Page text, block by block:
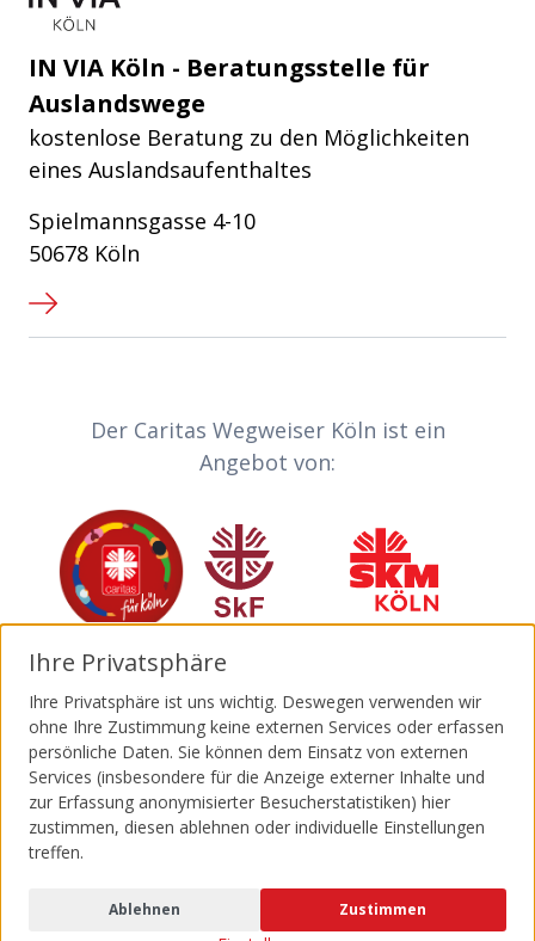
IN VIA Köln - Beratungsstelle für
Auslandswege
kostenlose Beratung zu den Möglichkeiten
eines Auslandsaufenthaltes
Spielmannsgasse 4-10
50678 Köln
Partner-LinksDer Caritas Wegweiser Köln ist ein
Angebot von:
Caritas
Sozialdienst katholischer
Sozialdienst
Invia
Malteser
Privatsphäre-Einstellungen
| Impressum
Ihre Privatsphäre
Ihre Privatsphäre ist uns wichtig. Deswegen verwenden wir
ohne Ihre Zustimmung keine externen Services oder erfassen
persönliche Daten. Sie können dem Einsatz von externen
Services (insbesondere für die Anzeige externer Inhalte und
zur Erfassung anonymisierter Besucherstatistiken) hier
zustimmen, diesen ablehnen oder individuelle Einstellungen
treffen.
Ablehnen Zustimmen